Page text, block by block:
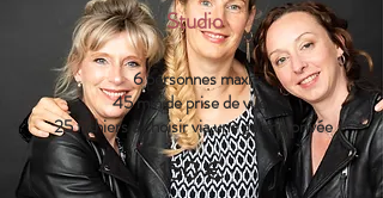
Studio
6 personnes maxi
45 min de prise de vue
25 fichiers à choisir via une galerie privée
150 €